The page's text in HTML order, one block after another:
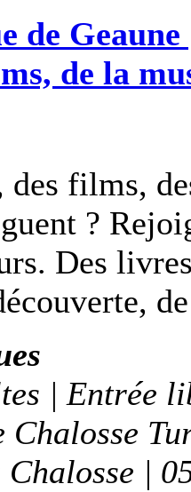
de
de la
des films,
?
Des
| Entrée
|